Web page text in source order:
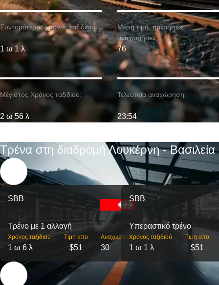
Συντομότερος χρόνος ταξιδιού:
1 ω 1 λ
Μέγιστος Χρόνος ταξιδιού:
2 ω 56 λ
Μέση τιμή. ημερήσιες
αναχωρήσεις:
76
Τελευταία αναχώρηση:
23:54
Τρένα στη διαδρομή Λουκέρνη - Βασιλεία
SBB
Τρένο με 1 αλλαγή
Χρόνος ταξιδιού
1 ω 6 λ
Τιμη απο
$51
Αναχωρήσεις
30
SBB
Υπεραστικό τρένο
Χρόνος ταξιδιού
1 ω 1 λ
Τιμη απο
$51